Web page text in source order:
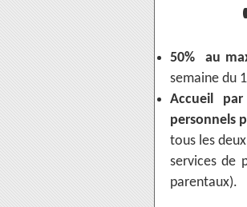
50% au
semaine du
Accueil
personnels
tous les
services de
parentaux).